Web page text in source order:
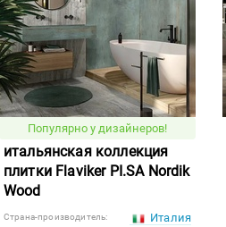
Популярно у дизайнеров!
итальянская коллекция
плитки Flaviker PI.SA Nordik
Wood
Страна-производитель: Италия